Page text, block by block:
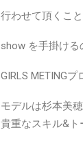
行わせて頂くこ
show を手掛ける
GIRLS METING
モデルは杉本美
貴重なスキル&